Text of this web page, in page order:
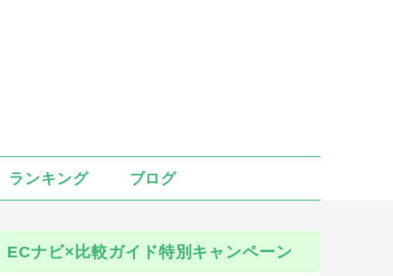
ランキング ブログ
ECナビ×比較ガイド特別キャンペーン